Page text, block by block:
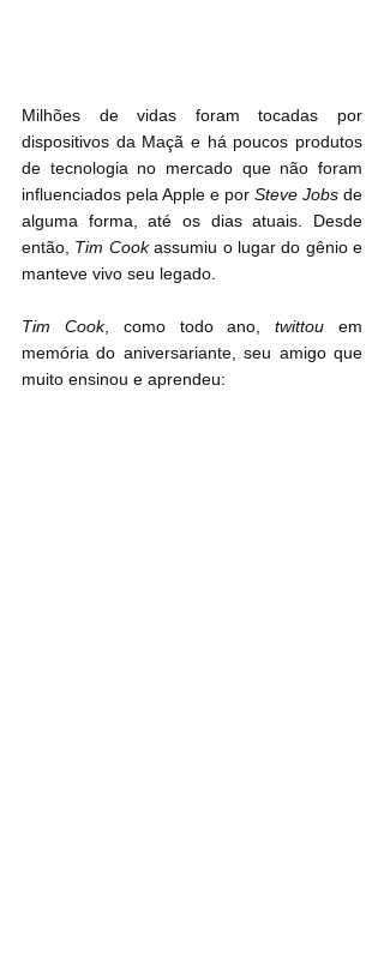
Milhões de vidas foram tocadas por
dispositivos da Maçã e há poucos produtos
de tecnologia no mercado que não foram
influenciados pela Apple e por Steve Jobs de
alguma forma, até os dias atuais. Desde
então, Tim Cook assumiu o lugar do gênio e
manteve vivo seu legado.
Tim Cook, como todo ano, twittou em
memória do aniversariante, seu amigo que
muito ensinou e aprendeu: